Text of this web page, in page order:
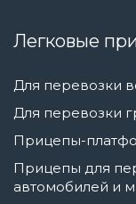
Легковые
Для перевозки
Для перевозки
Прицепы-
Прицепы для
автомобилей и